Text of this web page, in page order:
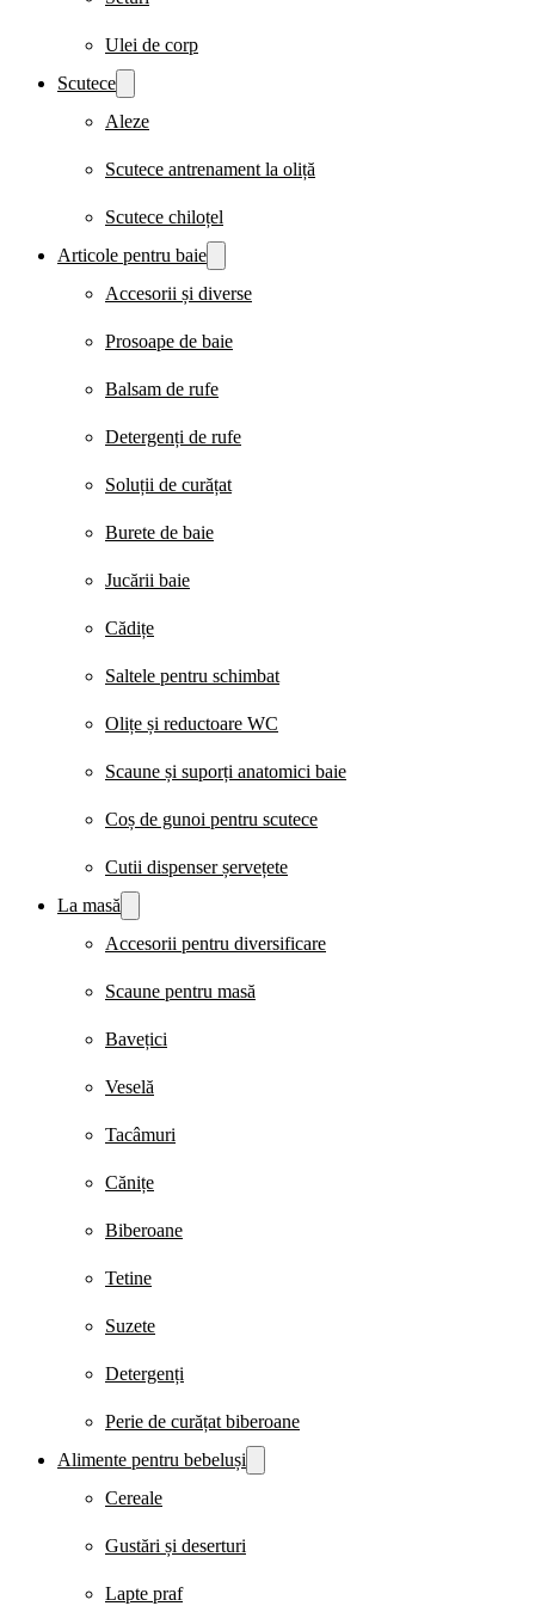
Ulei de corp
Scutece
Aleze
Scutece antrenament la oliță
Scutece chiloțel
Articole pentru baie
Accesorii și diverse
Prosoape de baie
Balsam de rufe
Detergenți de rufe
Soluții de curățat
Burete de baie
Jucării baie
Cădițe
Saltele pentru schimbat
Olițe și reductoare WC
Scaune și suporți anatomici baie
Coș de gunoi pentru scutece
Cutii dispenser șervețete
La masă
Accesorii pentru diversificare
Scaune pentru masă
Bavețici
Veselă
Tacâmuri
Cănițe
Biberoane
Tetine
Suzete
Detergenți
Perie de curățat biberoane
Alimente pentru bebeluși
Cereale
Gustări și deserturi
Lapte praf